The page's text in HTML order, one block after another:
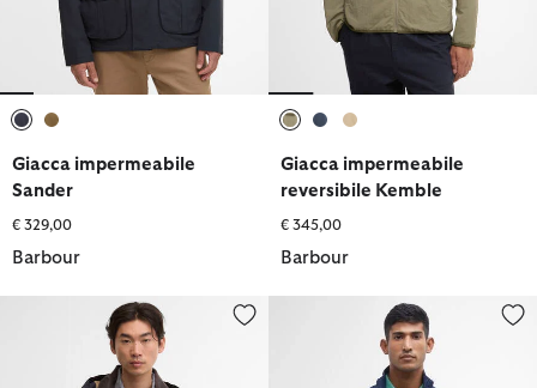
Giacca impermeabile
Sander
€ 329,00
Barbour
Giacca impermeabile
reversibile Kemble
€ 345,00
Barbour
Giacca antipioggia Ventile Endurance